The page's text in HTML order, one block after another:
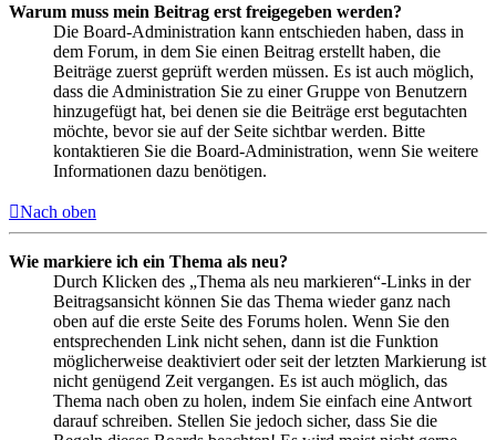
Warum muss mein Beitrag erst freigegeben werden?
Die Board-Administration kann entschieden haben, dass in
dem Forum, in dem Sie einen Beitrag erstellt haben, die
Beiträge zuerst geprüft werden müssen. Es ist auch möglich,
dass die Administration Sie zu einer Gruppe von Benutzern
hinzugefügt hat, bei denen sie die Beiträge erst begutachten
möchte, bevor sie auf der Seite sichtbar werden. Bitte
kontaktieren Sie die Board-Administration, wenn Sie weitere
Informationen dazu benötigen.
Nach oben
Wie markiere ich ein Thema als neu?
Durch Klicken des „Thema als neu markieren“-Links in der
Beitragsansicht können Sie das Thema wieder ganz nach
oben auf die erste Seite des Forums holen. Wenn Sie den
entsprechenden Link nicht sehen, dann ist die Funktion
möglicherweise deaktiviert oder seit der letzten Markierung ist
nicht genügend Zeit vergangen. Es ist auch möglich, das
Thema nach oben zu holen, indem Sie einfach eine Antwort
darauf schreiben. Stellen Sie jedoch sicher, dass Sie die